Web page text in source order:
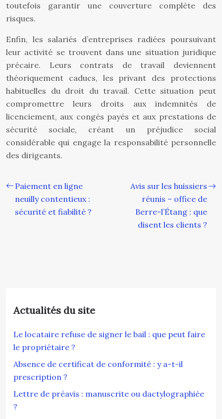
toutefois garantir une couverture complète des
risques.
Enfin, les salariés d’entreprises radiées poursuivant
leur activité se trouvent dans une situation juridique
précaire. Leurs contrats de travail deviennent
théoriquement caducs, les privant des protections
habituelles du droit du travail. Cette situation peut
compromettre leurs droits aux indemnités de
licenciement, aux congés payés et aux prestations de
sécurité sociale, créant un préjudice social
considérable qui engage la responsabilité personnelle
des dirigeants.
Paiement en ligne
neuilly contentieux :
sécurité et fiabilité ?
Avis sur les huissiers
réunis – office de
Berre-l’Étang : que
disent les clients ?
Actualités du site
Le locataire refuse de signer le bail : que peut faire
le propriétaire ?
Absence de certificat de conformité : y a-t-il
prescription ?
Lettre de préavis : manuscrite ou dactylographiée
?